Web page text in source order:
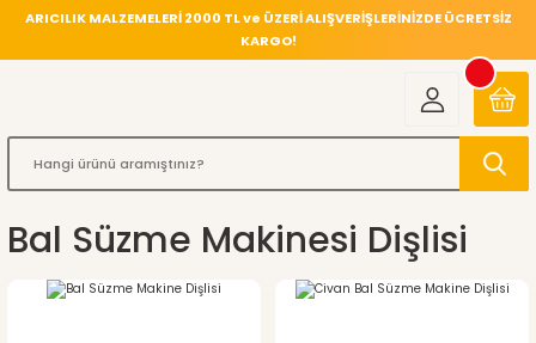
ARICILIK MALZEMELERİ 2000 TL ve ÜZERİ ALIŞVERİŞLERİNİZDE ÜCRETSİZ
KARGO!
Bal Süzme Makinesi Dişlisi